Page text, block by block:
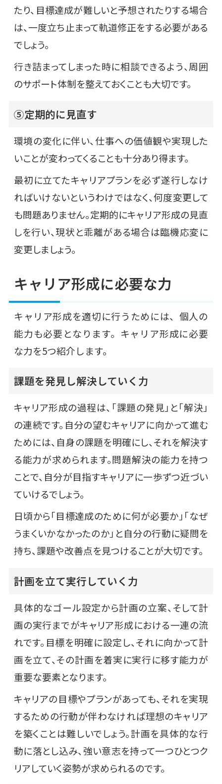
たり、目標達成が難しいと予想されたりする場合
は、一度立ち止まって軌道修正をする必要がある
でしょう。
行き詰まってしまった時に相談できるよう、周囲
のサポート体制を整えておくことも大切です。
⑤定期的に見直す
環境の変化に伴い、仕事への価値観や実現した
いことが変わってくることも十分あり得ます。
最初に立てたキャリアプランを必ず遂行しなけ
ればいけないというわけではなく、何度変更して
も問題ありません。定期的にキャリア形成の見直
しを行い、現状と乖離がある場合は臨機応変に
変更しましょう。
キャリア形成に必要な力
キャリア形成を適切に行うためには、個人の
能力も必要となります。キャリア形成に必要
な力を5つ紹介します。
課題を発見し解決していく力
キャリア形成の過程は、「課題の発見」と「解決」
の連続です。自分の望むキャリアに向かって進む
ためには、自身の課題を明確にし、それを解決す
る能力が求められます。問題解決の能力を持つ
ことで、自分が目指すキャリアに一歩ずつ近づい
ていけるでしょう。
日頃から「目標達成のために何が必要か」「なぜ
うまくいかなかったのか」と自分の行動に疑問を
持ち、課題や改善点を見つけることが大切です。
計画を立て実行していく力
具体的なゴール設定から計画の立案、そして計
画の実行までがキャリア形成における一連の流
れです。目標を明確に設定し、それに向かって計
画を立て、その計画を着実に実行に移す能力が
重要な要素となります。
キャリアの目標やプランがあっても、それを実現
するための行動が伴わなければ理想のキャリア
を築くことは難しいでしょう。計画を具体的な行
動に落とし込み、強い意志を持って一つひとつク
リアしていく姿勢が求められるのです。